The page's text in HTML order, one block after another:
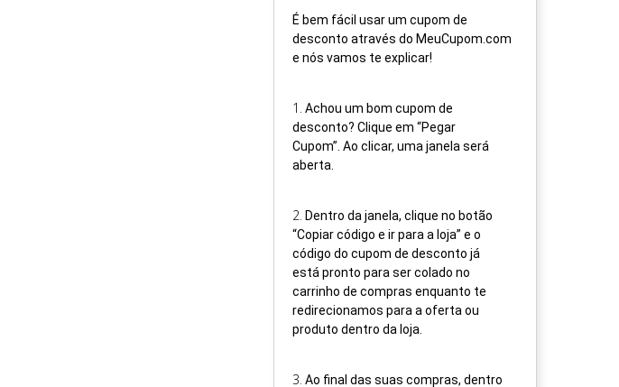
É bem fácil usar um cupom de
desconto através do MeuCupom.com
e nós vamos te explicar!
1 . Achou um bom cupom de
desconto? Clique em “Pegar
Cupom”. Ao clicar, uma janela será
aberta.
2. Dentro da janela, clique no botão
“Copiar código e ir para a loja” e o
código do cupom de desconto já
está pronto para ser colado no
carrinho de compras enquanto te
redirecionamos para a oferta ou
produto dentro da loja.
3. Ao final das suas compras, dentro